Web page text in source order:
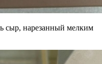
сыр, нарезанный мелким